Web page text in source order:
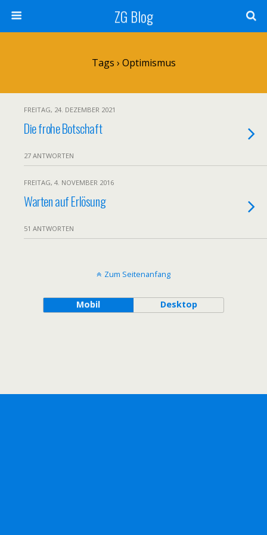
ZG Blog
Tags › Optimismus
FREITAG, 24. DEZEMBER 2021
Die frohe Botschaft
27 ANTWORTEN
FREITAG, 4. NOVEMBER 2016
Warten auf Erlösung
51 ANTWORTEN
Zum Seitenanfang
Mobil Desktop